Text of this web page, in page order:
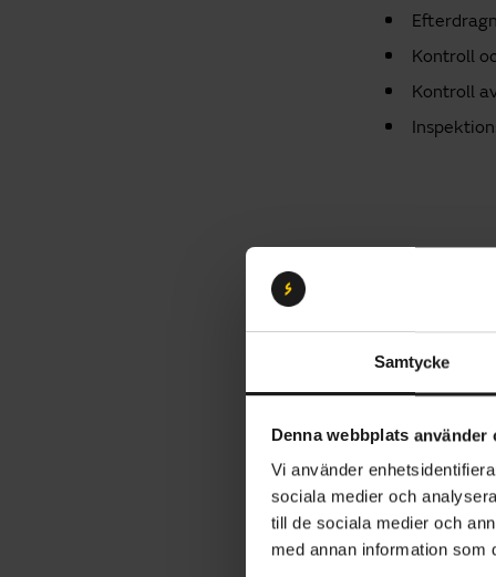
Samtycke
Denna webbplats använder
Vi använder
sociala medier och
till de sociala medier och
med annan information som
Kontroll
Kontroll
Elcykel - 1
Översyn